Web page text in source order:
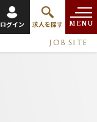
ログイン 求人を探す MENU
JOB SITE